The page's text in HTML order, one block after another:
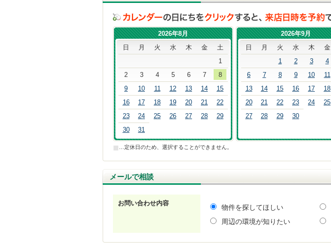
2026年8月
日
月 火 水 木 金
土
1
2
3 4 5 6 7
8
9
10 11 12 13 14
15
16
17 18 19 20 21
22
23
24 25 26 27 28
29
30
31
2026年9月
日
月 火 水 木 金
1
2 3 4
6
7 8 9 10 11
13
14 15 16 17 18
20
21 22 23 24 25
27
28 29 30
■ …定休日のため、選択することができません。
メールで相談
お問い合わせ内容
物件を探してほしい
周辺の環境が知りたい